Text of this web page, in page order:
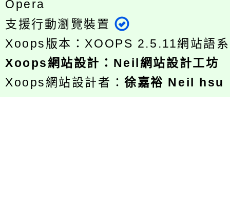
Opera
支援行動瀏覽裝置
Xoops版本： XOOPS 2.5.11網站語
Xoops網站設計 ： Neil網站設計工坊
Xoops網站設計者：徐嘉裕 Neil hsu